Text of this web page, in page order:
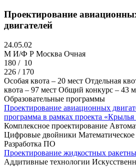
Проектирование
двигателей
24.05.02
M И/Ф Р Москва Очная
180 / 10
226 / 170
Особая квота – 20 мест Отдельная
квота – 97 мест Общий конкурс – 43
Образовательные программы
Проектирование авиационных
программа в рамках проекта «Крылья
Комплексное проектирование
Цифровые двойники
Разработка ПО
Проектирование жидкостных
Аддитивные технологии